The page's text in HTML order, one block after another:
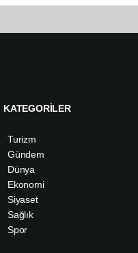
KATEGORİLER
Turizm
Gündem
Dünya
Ekonomi
Siyaset
Sağlık
Spor